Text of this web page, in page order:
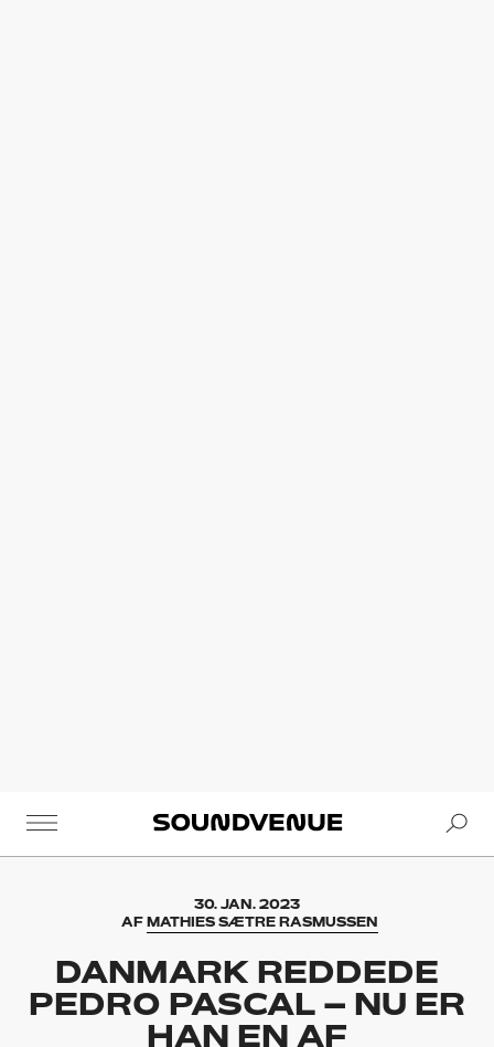
Soundvenue
30. JAN. 2023
AF MATHIES SÆTRE RASMUSSEN
DANMARK REDDEDE
PEDRO PASCAL – NU ER
HAN EN AF